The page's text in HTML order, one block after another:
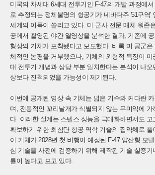
미국의 차세대 6세대 전투기인 F-47의 개발 과정에
로 추정되는 정체불명의 항공기가 네바다주 '51구역'
세계의 이목이 쏠리고 있다. 미 군사 전문 매체 워존
공에서 촬영된 야간 열영상을 분석한 결과, 기존에
형상의 기체가 포착됐다고 보도했다. 비록 미 공군
체적인 논평을 거부했으나, 기체의 외형적 특징이 미
대 전투기 개념과 상당 부분 일치한다는 분석이 나오
상보다 진척되었을 가능성이 제기된다.
이번에 공개된 영상 속 기체는 넓은 기수와 커다란
며, 전통적인 꼬리날개가 식별되지 않는 무미익에 가
다. 이러한 설계는 스텔스 성능을 극대화하면서도
확보하기 위한 최첨단 항공 역학 기술의 집약체로 풀
이 기체가 2028년 첫 비행이 예정된 F-47 양산형 모
심 기술을 사전에 검증하기 위해 제작된 기술 실증
률이 높다고 보고 있다.